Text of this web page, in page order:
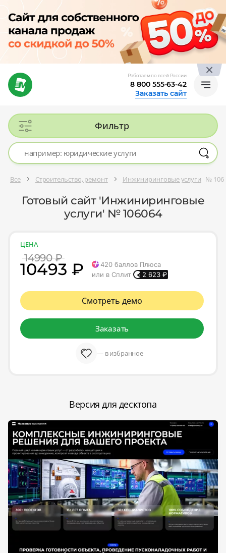
Работаем по всей России
8 800 555-63-42
Заказать сайт
Фильтр
Все Строительство, ремонт Инжиниринговые услуги №
Готовый сайт 'Инжиниринговые
услуги' № 106064
ЦЕНА
14990 ₽
10493 ₽ 420 баллов Плюса
или в Сплит
2 623 ₽
Смотреть демо
Заказать
— в избранное
Версия для десктопа